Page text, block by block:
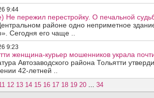
9:44
Не пережил перестройку. О печальной
районе одно неприметное
Сегодня его чаще ..
9:23
женщина-курьер мошенников украла
Автозаводского района Тольятти
42-летней ..
12 13 14 15 16 17 18 19 20 34